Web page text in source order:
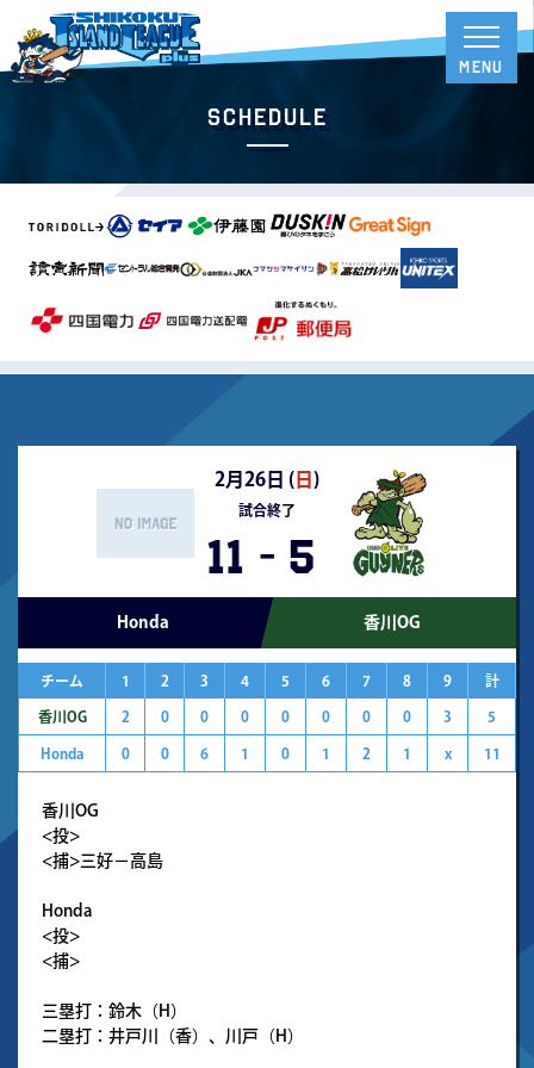
Schedule
2月26日 ( 日 )
試合終了
11 - 5
Honda 香川OG
チーム 1 2 3 4 5 6 7 8 9 計
香川OG 2 0 0 0 0 0 0 0 3 5
Honda 0 0 6 1 0 1 2 1 x 11
香川OG
<投>
<捕>三好－高島
Honda
<投>
<捕>
三塁打：鈴木（H）
二塁打：井戸川（香）、川戸（H）